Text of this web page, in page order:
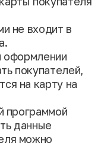
не входит в
оформлении
покупателей,
на карту на
программой
данные
можно